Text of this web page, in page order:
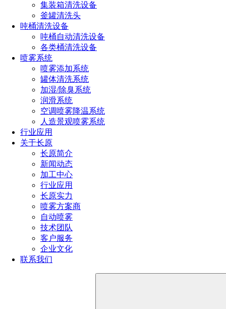
集装箱清洗设备
釜罐清洗头
吨桶清洗设备
吨桶自动清洗设备
各类桶清洗设备
喷雾系统
喷雾添加系统
罐体清洗系统
加湿/除臭系统
润滑系统
空调喷雾降温系统
人造景观喷雾系统
行业应用
关于长原
长原简介
新闻动态
加工中心
行业应用
长原实力
喷雾方案商
自动喷雾
技术团队
客户服务
企业文化
联系我们
应用范围：